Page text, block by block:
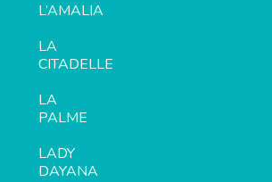
L’AMALIA
LA
CITADELLE
LA
PALME
LADY
DAYANA